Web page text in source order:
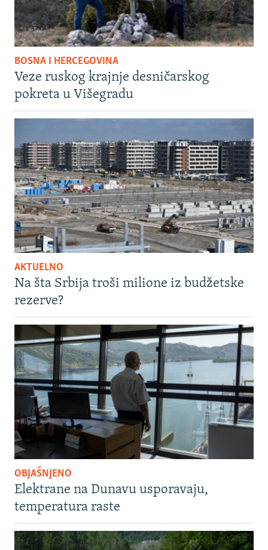
BOSNA I HERCEGOVINA
Veze ruskog krajnje desničarskog
pokreta u Višegradu
AKTUELNO
Na šta Srbija troši milione iz budžetske
rezerve?
OBJAŠNJENO
Elektrane na Dunavu usporavaju,
temperatura raste